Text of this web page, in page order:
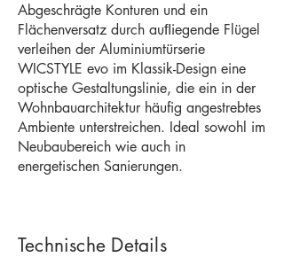
Abgeschrägte Konturen und ein
Flächenversatz durch auﬂiegende Flügel
verleihen der Aluminiumtürserie
WICSTYLE evo im Klassik-Design eine
optische Gestaltungslinie, die ein in der
Wohnbauarchitektur häufig angestrebtes
Ambiente unterstreichen. Ideal sowohl im
Neubaubereich wie auch in
energetischen Sanierungen.
Technische Details